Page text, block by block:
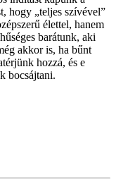
hogy „teljes szívével”
élettel, hanem
barátunk, aki
akkor is, ha bűnt
hozzá, és e
bocsájtani.